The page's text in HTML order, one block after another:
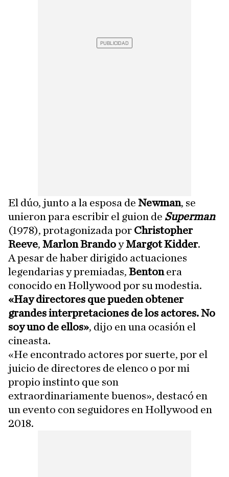
El dúo, junto a la esposa de Newman, se
unieron para escribir el guion de Superman
(1978), protagonizada por Christopher
Reeve, Marlon BrandoyMargot Kidder.
A pesar de haber dirigido actuaciones
legendarias y premiadas, Bentonera
conocido en Hollywood por su modestia.
«Hay directores que pueden obtener
grandes interpretaciones de los actores. No
soy uno de ellos», dijo en una ocasión el
cineasta.
«He encontrado actores por suerte, por el
juicio de directores de elenco o por mi
propio instinto que son
extraordinariamente buenos», destacó en
un evento con seguidores en Hollywood en
2018.